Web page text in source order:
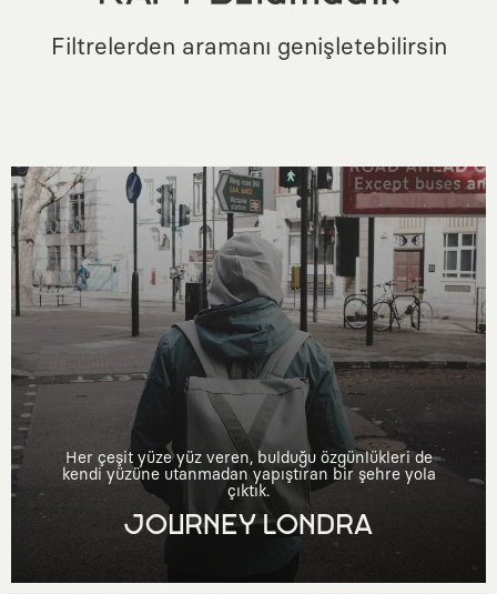
Filtrelerden aramanı genişletebilirsin
Her çeşit yüze yüz veren, bulduğu özgünlükleri de
kendi yüzüne utanmadan yapıştıran bir şehre yola
çıktık.
JOURNEY LONDRA